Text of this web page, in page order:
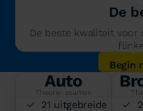
De
De beste kwaliteit voor
Begin
Auto
Theorie-examen
21 uitgebreide